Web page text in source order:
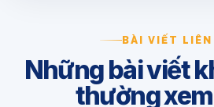
BÀI VIẾT LIÊN
Những bài viết
thường